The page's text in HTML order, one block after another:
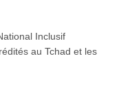
Inclusif
au Tchad et les